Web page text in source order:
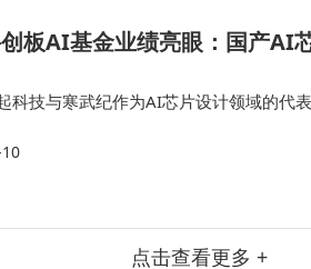
板AI基金业绩亮眼：国产AI
科技与寒武纪作为AI芯片设计领域的代
三大主线：一是算力层芯片设计的…
点击查看更多 +